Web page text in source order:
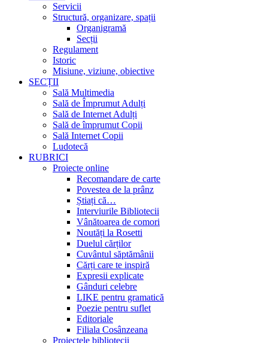
Servicii
Structură, organizare, spații
Organigramă
Secții
Regulament
Istoric
Misiune, viziune, obiective
SECȚII
Sală Multimedia
Sală de Împrumut Adulți
Sală de Internet Adulți
Sală de împrumut Copii
Sală Internet Copii
Ludotecă
RUBRICI
Proiecte online
Recomandare de carte
Povestea de la prânz
Știați că…
Interviurile Bibliotecii
Vânătoarea de comori
Noutăți la Rosetti
Duelul cărților
Cuvântul săptămânii
Cărți care te inspiră
Expresii explicate
Gânduri celebre
LIKE pentru gramatică
Poezie pentru suflet
Editoriale
Filiala Cosânzeana
Proiectele bibliotecii